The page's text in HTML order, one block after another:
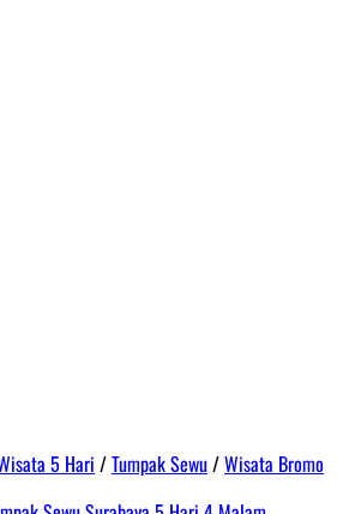
5 Hari /Tumpak Sewu/Wisata Bromo